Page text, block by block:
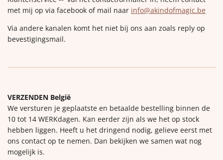
met mij op via facebook of mail naar info@akindofmagic.be
Via andere kanalen komt het niet bij ons aan zoals reply op
bevestigingsmail.
VERZENDEN België
We versturen je geplaatste en betaalde bestelling binnen de
10 tot 14 WERKdagen. Kan eerder zijn als we het op stock
hebben liggen. Heeft u het dringend nodig, gelieve eerst met
ons contact op te nemen. Dan bekijken we samen wat nog
mogelijk is.